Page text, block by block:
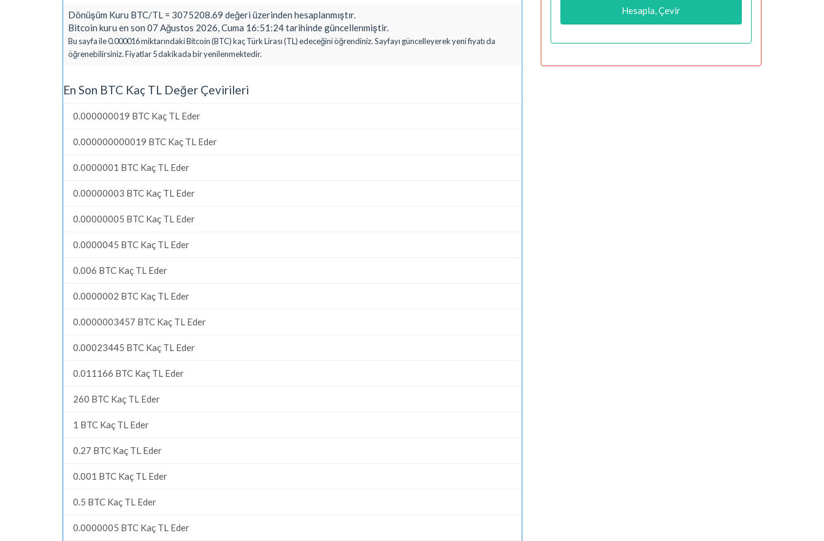
Dönüşüm Kuru BTC/TL = 3075208.69 değeri üzerinden hesaplanmıştır.
Bitcoin kuru en son 07 Ağustos 2026, Cuma 16:51:24 tarihinde güncellenmiştir.
Bu sayfa ile 0.000016 miktarındaki Bitcoin (BTC) kaç Türk Lirası (TL) edeceğini öğrendiniz. Sayfayı güncelleyerek yeni fiyatı da
öğrenebilirsiniz. Fiyatlar 5 dakikada bir yenilenmektedir.
En Son BTC Kaç TL Değer Çevirileri
0.000000019 BTC Kaç TL Eder
0.000000000019 BTC Kaç TL Eder
0.0000001 BTC Kaç TL Eder
0.00000003 BTC Kaç TL Eder
0.00000005 BTC Kaç TL Eder
0.0000045 BTC Kaç TL Eder
0.006 BTC Kaç TL Eder
0.0000002 BTC Kaç TL Eder
0.0000003457 BTC Kaç TL Eder
0.00023445 BTC Kaç TL Eder
0.011166 BTC Kaç TL Eder
260 BTC Kaç TL Eder
1 BTC Kaç TL Eder
0.27 BTC Kaç TL Eder
0.001 BTC Kaç TL Eder
0.5 BTC Kaç TL Eder
0.0000005 BTC Kaç TL Eder
Hesapla, Çevir